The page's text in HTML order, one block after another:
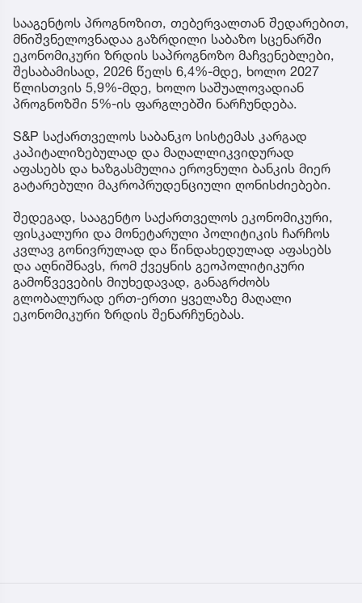
სააგენტოს პროგნოზით, თებერვალთან შედარებით,
მნიშვნელოვნადაა გაზრდილი საბაზო სცენარში
ეკონომიკური ზრდის საპროგნოზო მაჩვენებლები,
შესაბამისად, 2026 წელს 6,4%-მდე, ხოლო 2027
წლისთვის 5,9%-მდე, ხოლო საშუალოვადიან
პროგნოზში 5%-ის ფარგლებში ნარჩუნდება.
S&P საქართველოს საბანკო სისტემას კარგად
კაპიტალიზებულად და მაღალლიკვიდურად
აფასებს და ხაზგასმულია ეროვნული ბანკის მიერ
გატარებული მაკროპრუდენციული ღონისძიებები.
შედეგად, სააგენტო საქართველოს ეკონომიკური,
ფისკალური და მონეტარული პოლიტიკის ჩარჩოს
კვლავ გონივრულად და წინდახედულად აფასებს
და აღნიშნავს, რომ ქვეყნის გეოპოლიტიკური
გამოწვევების მიუხედავად, განაგრძობს
გლობალურად ერთ-ერთი ყველაზე მაღალი
ეკონომიკური ზრდის შენარჩუნებას.